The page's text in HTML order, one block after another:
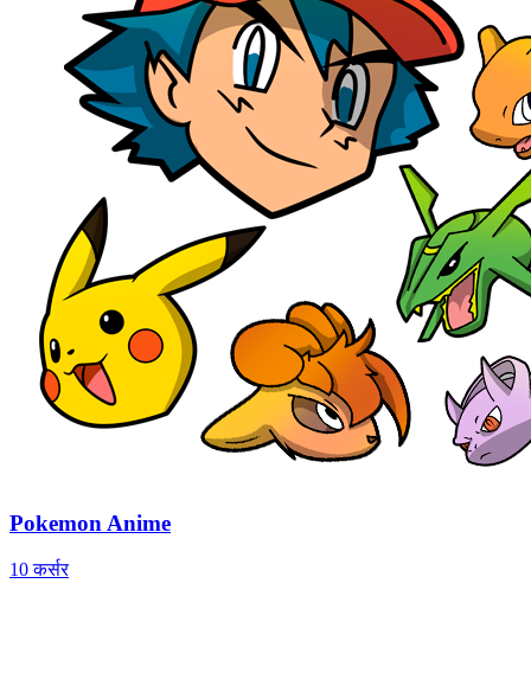
Pokemon Anime
10 कर्सर